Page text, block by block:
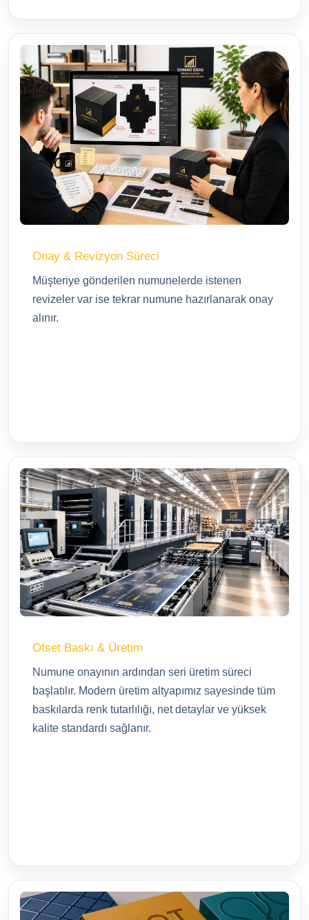
Onay & Revizyon Süreci
Müşteriye gönderilen numunelerde istenen
revizeler var ise tekrar numune hazırlanarak onay
alınır.
Ofset Baskı & Üretim
Numune onayının ardından seri üretim süreci
başlatılır. Modern üretim altyapımız sayesinde tüm
baskılarda renk tutarlılığı, net detaylar ve yüksek
kalite standardı sağlanır.